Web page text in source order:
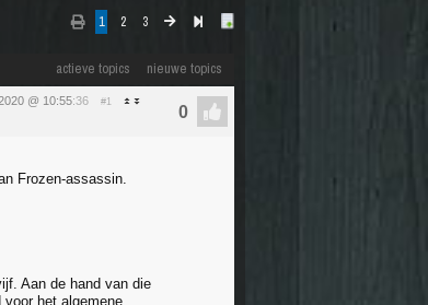
1 2 3
actieve topics nieuwe topics
@ 10:55:36 #1
Frozen-assassin.
Aan de hand van die
voor het algemene